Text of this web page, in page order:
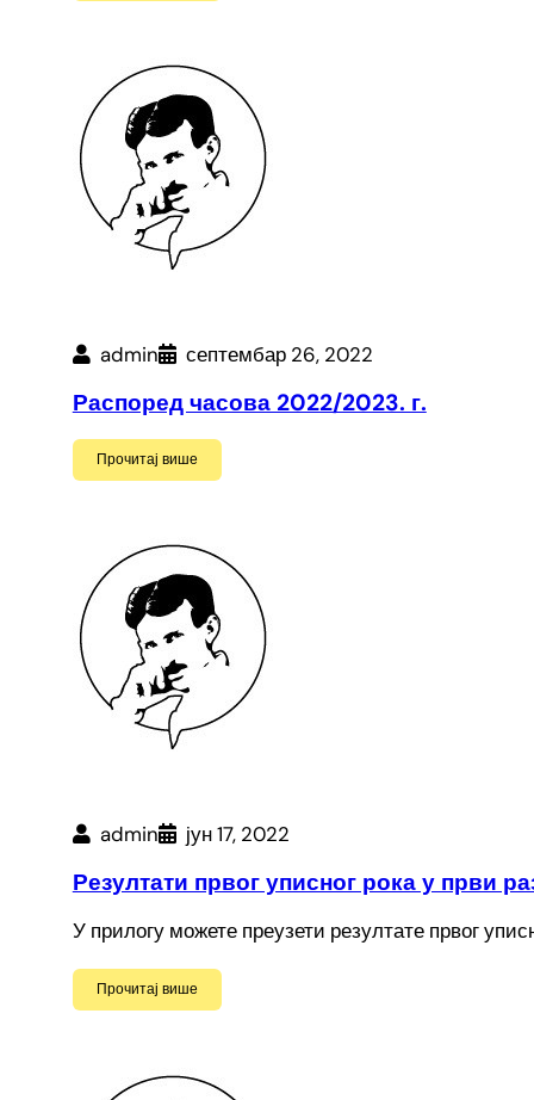
admin септембар 26, 2022
Распоред часова 2022/2023. г.
Прочитај више
admin јун 17, 2022
Резултати првог уписног рока у први
У прилогу можете преузети резултате првог
Прочитај више